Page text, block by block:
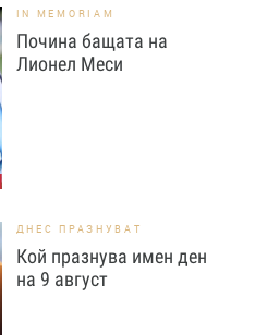
IN MEMORIAM
Почина бащата на
Лионел Меси
ДНЕС ПРАЗНУВАТ
Кой празнува имен ден
на 9 август